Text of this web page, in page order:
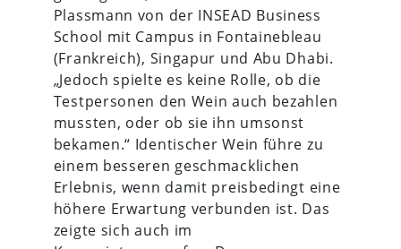
Plassmann von der INSEAD Business
School mit Campus in Fontainebleau
(Frankreich), Singapur und Abu Dhabi.
„Jedoch spielte es keine Rolle, ob die
Testpersonen den Wein auch bezahlen
mussten, oder ob sie ihn umsonst
bekamen.“ Identischer Wein führe zu
einem besseren geschmacklichen
Erlebnis, wenn damit preisbedingt eine
höhere Erwartung verbunden ist. Das
zeigte sich auch im